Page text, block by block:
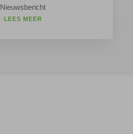
Nieuwsbericht
LEES MEER